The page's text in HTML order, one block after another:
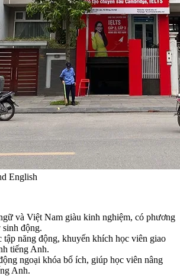
English
và Việt Nam giàu kinh nghiệm, có phương
sinh động.
năng động, khuyến khích học viên giao
tiếng Anh.
ngoại khóa bổ ích, giúp học viên nâng
Anh.